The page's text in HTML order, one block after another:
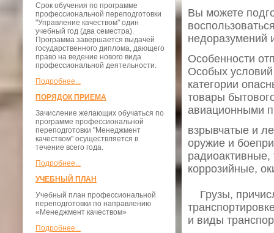
Срок обучения по программе
профессиональной переподготовки
"Управление качеством" один
учебный год (два семестра).
Программа завершается выдачей
государственного диплома, дающего
право на ведение нового вида
профессиональной деятельности.
Подробнее...
ПОРЯДОК ПРИЕМА
Зачисление желающих обучаться по
программе профессиональной
переподготовки "Менеджмент
качеством" осуществляется в
течение всего года.
Подробнее...
УЧЕБНЫЙ ПЛАН
Учебный план профессиональной
переподготовки по направлению
«Менеджмент качеством»
Подробнее...
Вы можете
недоразумений
Особенности
Особых условий
категории
товары
авиационными
взрывчатые и
оружие и
коррозийные,
Грузы,
и виды